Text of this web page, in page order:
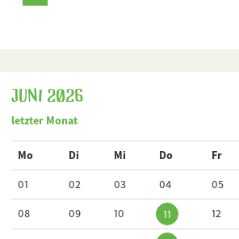
Juni 2026
letzter Monat
Mo Di Mi Do Fr
01
02 03 04 05
08
09 10 11 12